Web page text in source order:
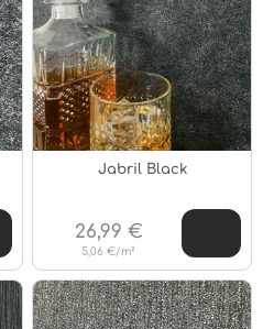
Jabril Black
5,06 €/m²
26,99 €